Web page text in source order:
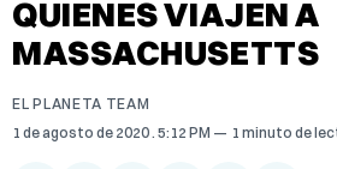
QUIENES VIAJEN A
MASSACHUSETTS
EL PLANETA TEAM
1 de agosto de 2020 . 5:12 PM 1 minuto de